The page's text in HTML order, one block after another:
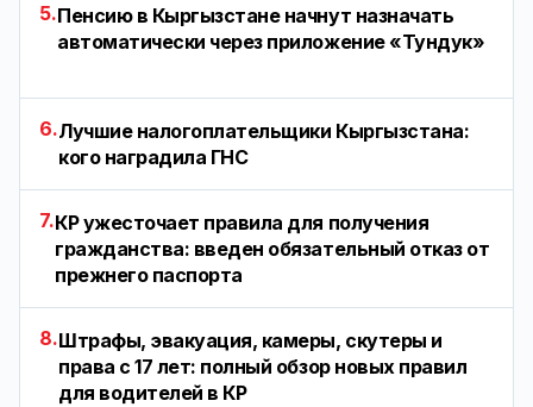
5.Пенсию в Кыргызстане начнут назначать
автоматически через приложение «Тундук»
6.Лучшие налогоплательщики Кыргызстана:
кого наградила ГНС
7.КР ужесточает правила для получения
гражданства: введен обязательный отказ от
прежнего паспорта
8.Штрафы, эвакуация, камеры, скутеры и
права с 17 лет: полный обзор новых правил
для водителей в КР